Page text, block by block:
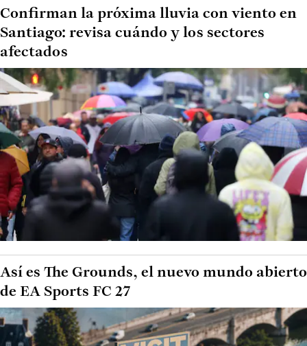
Confirman la próxima lluvia con viento en
Santiago: revisa cuándo y los sectores
afectados
Así es The Grounds, el nuevo mundo abierto
de EA Sports FC 27